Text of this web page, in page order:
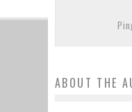
ABOUT THE